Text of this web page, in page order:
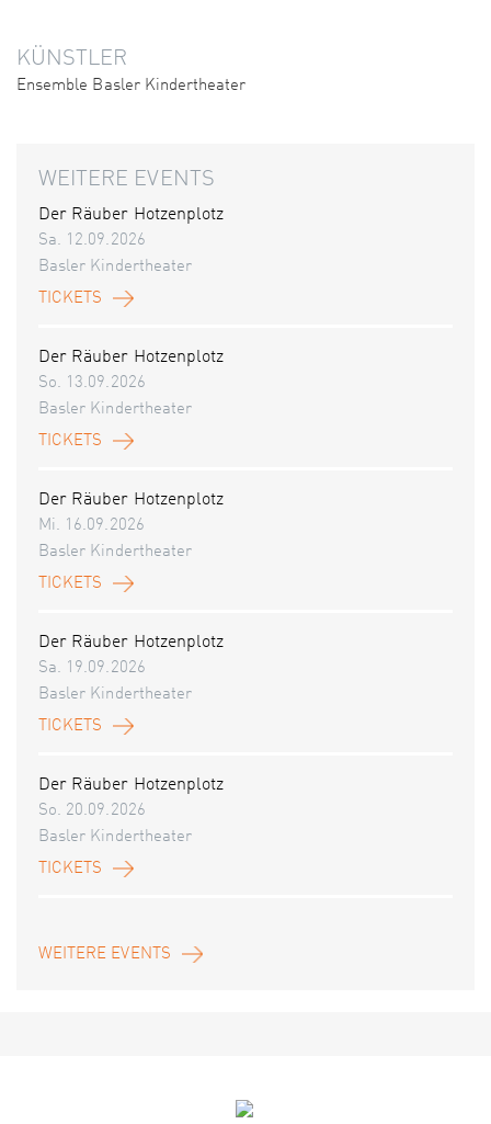
KÜNSTLER
Ensemble Basler Kindertheater
WEITERE EVENTS
Der Räuber Hotzenplotz
Sa. 12.09.2026
Basler Kindertheater
TICKETS
Der Räuber Hotzenplotz
So. 13.09.2026
Basler Kindertheater
TICKETS
Der Räuber Hotzenplotz
Mi. 16.09.2026
Basler Kindertheater
TICKETS
Der Räuber Hotzenplotz
Sa. 19.09.2026
Basler Kindertheater
TICKETS
Der Räuber Hotzenplotz
So. 20.09.2026
Basler Kindertheater
TICKETS
WEITERE EVENTS